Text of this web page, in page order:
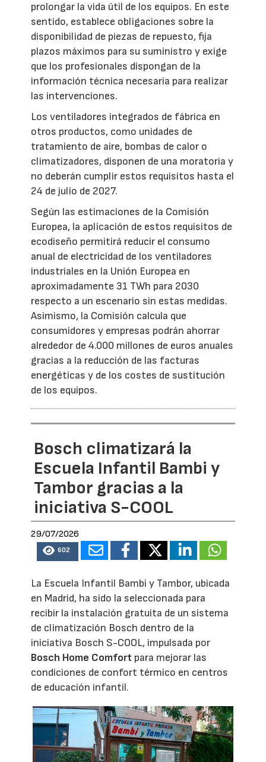
prolongar la vida útil de los equipos. En este
sentido, establece obligaciones sobre la
disponibilidad de piezas de repuesto, fija
plazos máximos para su suministro y exige
que los profesionales dispongan de la
información técnica necesaria para realizar
las intervenciones.
Los ventiladores integrados de fábrica en
otros productos, como unidades de
tratamiento de aire, bombas de calor o
climatizadores, disponen de una moratoria y
no deberán cumplir estos requisitos hasta el
24 de julio de 2027.
Según las estimaciones de la Comisión
Europea, la aplicación de estos requisitos de
ecodiseño permitirá reducir el consumo
anual de electricidad de los ventiladores
industriales en la Unión Europea en
aproximadamente 31 TWh para 2030
respecto a un escenario sin estas medidas.
Asimismo, la Comisión calcula que
consumidores y empresas podrán ahorrar
alrededor de 4.000 millones de euros anuales
gracias a la reducción de las facturas
energéticas y de los costes de sustitución
de los equipos.
Bosch climatizará la
Escuela Infantil Bambi y
Tambor gracias a la
iniciativa S-COOL
29/07/2026
602
La Escuela Infantil Bambi y Tambor, ubicada
en Madrid, ha sido la seleccionada para
recibir la instalación gratuita de un sistema
de climatización Bosch dentro de la
iniciativa Bosch S-COOL, impulsada por
Bosch Home Comfort para mejorar las
condiciones de confort térmico en centros
de educación infantil.